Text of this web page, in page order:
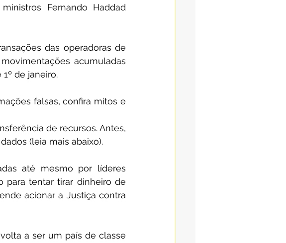
Fernando Haddad
das operadoras de
acumuladas
de janeiro.
falsas, confira mitos e
de recursos. Antes,
(leia mais abaixo).
até mesmo por líderes
para tentar tirar dinheiro de
acionar a Justiça contra
a ser um país de classe